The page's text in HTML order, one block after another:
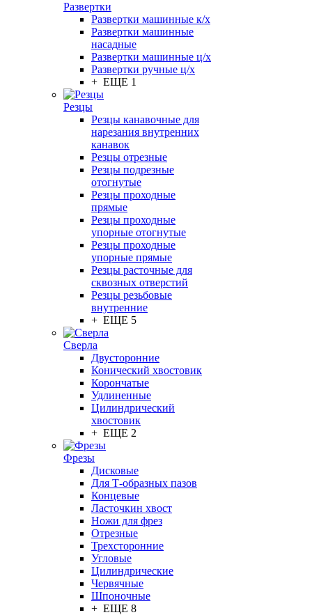
Развертки
Развертки машинные к/х
Развертки машинные
насадные
Развертки машинные ц/х
Развертки ручные ц/х
+ ЕЩЕ 1
Резцы
Резцы канавочные для
нарезания внутренних
канавок
Резцы отрезные
Резцы подрезные
отогнутые
Резцы проходные
прямые
Резцы проходные
упорные отогнутые
Резцы проходные
упорные прямые
Резцы расточные для
сквозных отверстий
Резцы резьбовые
внутренние
+ ЕЩЕ 5
Сверла
Двусторонние
Конический хвостовик
Корончатые
Удлиненные
Цилиндрический
хвостовик
+ ЕЩЕ 2
Фрезы
Дисковые
Для Т-образных пазов
Концевые
Ласточкин хвост
Ножи для фрез
Отрезные
Трехсторонние
Угловые
Цилиндрические
Червячные
Шпоночные
+ ЕЩЕ 8